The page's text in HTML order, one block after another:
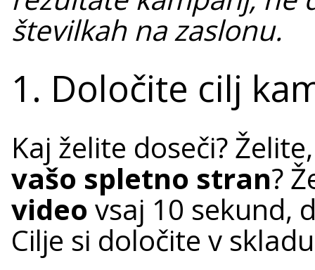
številkah na zaslonu.
1. Določite cilj
Kaj želite doseči?
vašo spletno stran?
video vsaj 10 sekund,
Cilje si določite v